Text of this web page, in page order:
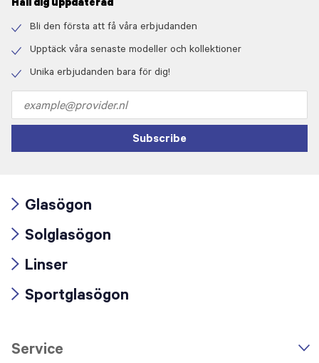
Håll dig uppdaterad
icon
Bli den första att få våra erbjudanden
icon
Upptäck våra senaste modeller och kollektioner
Unika erbjudanden bara för dig!
address
Subscribe
icon
Glasögon
icon
Solglasögon
icon
Linser
Sportglasögon
Service